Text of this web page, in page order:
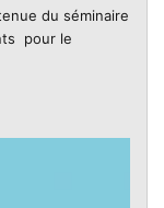
du séminaire
pour le